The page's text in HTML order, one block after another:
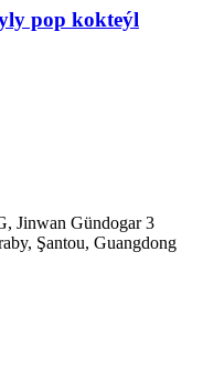
pop kokteýl
Jinwan Gündogar 3
Şantou, Guangdong